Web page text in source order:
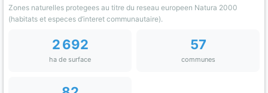
Zones naturelles protegees au titre du reseau europeen Natura 2000
(habitats et especes d’interet communautaire).
2 692
ha de surface
57
communes